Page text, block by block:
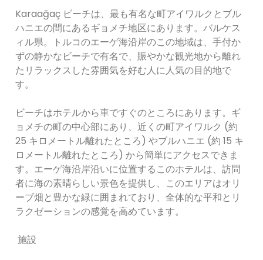
Karaağaç ビーチは、最も有名な町アイワルクとブル
ハニエの間にあるギョメチ地区にあります。バルケス
ィル県。トルコのエーゲ海沿岸のこの地域は、手付か
ずの静かなビーチで有名で、賑やかな観光地から離れ
たリラックスした雰囲気を好む人に人気の目的地で
す。
ビーチはホテルから車ですぐのところにあります。ギ
ョメチの町の中心部にあり、近くの町アイワルク (約
25 キロメートル離れたところ) やブルハニエ (約 15 キ
ロメートル離れたところ) から簡単にアクセスできま
す。エーゲ海沿岸沿いに位置するこのホテルは、訪問
者に海の素晴らしい景色を提供し、このエリアはオリ
ーブ畑と豊かな緑に囲まれており、全体的な平和とリ
ラクゼーションの感覚を高めています。
施設